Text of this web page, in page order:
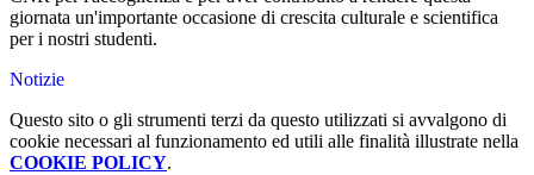
giornata un'importante occasione di crescita culturale e scientifica
per i nostri studenti.
Notizie
Questo sito o gli strumenti terzi da questo utilizzati si avvalgono di
cookie necessari al funzionamento ed utili alle finalità illustrate nella
COOKIE POLICY.